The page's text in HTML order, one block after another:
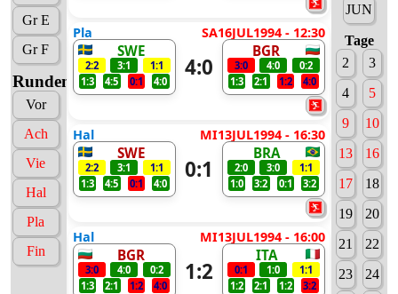
Gr E
Gr F
Runden
Vor
Ach
Vie
Hal
Pla
Fin
Pla SA16JUL1994 - 12:30
SWE
2:2 3:1
1:1
1:3
4:5 0:1 4:0
4:0
BGR
3:0 4:0
0:2
1:3
2:1 1:2 4:0
Hal MI13JUL1994 - 16:30
SWE
2:2 3:1
1:1
1:3
4:5 0:1 4:0
0:1
BRA
2:0 3:0
1:1
1:0
3:2 0:1 3:2
Hal MI13JUL1994 - 16:00
BGR
3:0 4:0
0:2
1:3
2:1 1:2 4:0
1:2
ITA
0:1 1:0
1:1
1:2
2:1 1:2 3:2
JUN
Tage
2
3
4
5
9
10
13
16
17
18
19
20
21
22
23
24